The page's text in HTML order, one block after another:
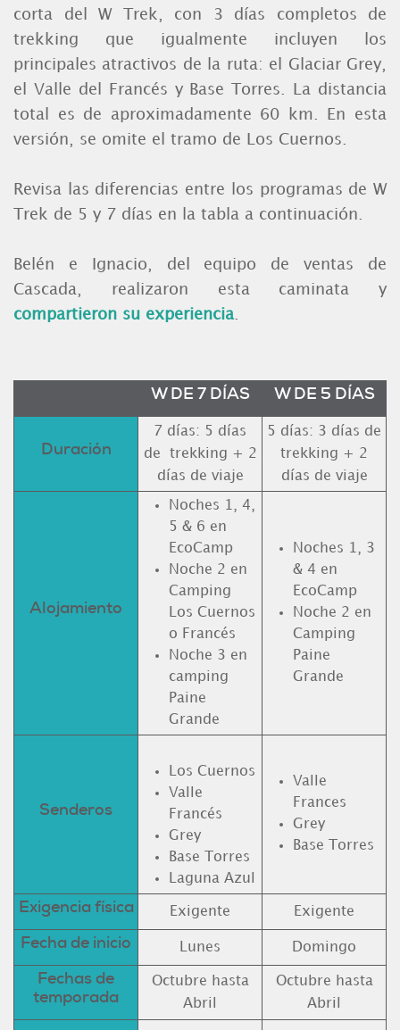
corta del W Trek, con 3 días completos de
trekking que igualmente incluyen los
principales atractivos de la ruta: el Glaciar Grey,
el Valle del Francés y Base Torres. La distancia
total es de aproximadamente 60 km. En esta
versión, se omite el tramo de Los Cuernos.
Revisa las diferencias entre los programas de W
Trek de 5 y 7 días en la tabla a continuación.
Belén e Ignacio, del equipo de ventas de
Cascada, realizaron esta caminata y
compartieron su experiencia
W DE 7 DÍAS W DE 5 DÍAS
Duración
7 días: 5 días
de trekking + 2
días de viaje
5 días: 3 días de
trekking + 2
días de viaje
Alojamiento
Noches 1, 4,
5 & 6 en
EcoCamp
Noche 2 en
Camping
Los Cuernos
o Francés
Noche 3 en
camping
Paine
Grande
Noches 1, 3
& 4 en
EcoCamp
Noche 2 en
Camping
Paine
Grande
Senderos
Los Cuernos
Valle
Francés
Grey
Base Torres
Laguna Azul
Valle
Frances
Grey
Base Torres
Exigencia física Exigente Exigente
Fecha de inicio Lunes Domingo
Fechas de
temporada
Octubre hasta
Abril
Octubre hasta
Abril